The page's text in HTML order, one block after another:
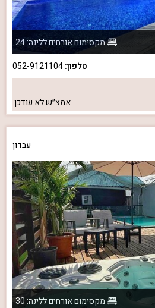
מקסימום אורחים ללינה: 24
טלפון:052-9121104
אמצ״שלא עודכן
עבדון
מקסימום אורחים ללינה: 30